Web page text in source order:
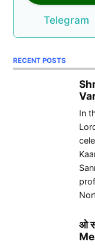
Telegram
RECENT POSTS
In
ओ